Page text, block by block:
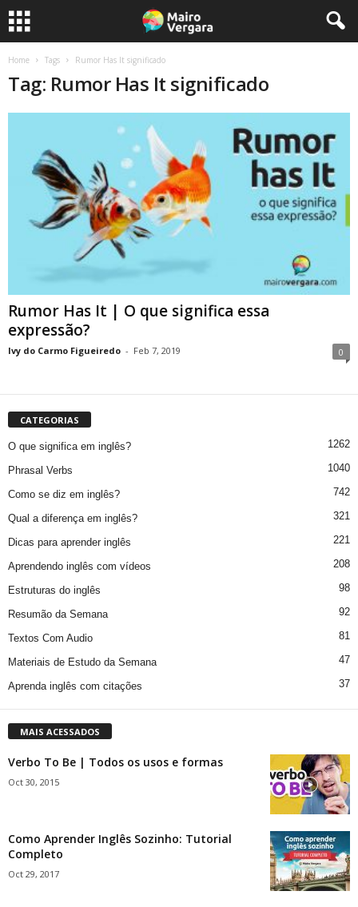
Home Tags Rumor Has It significado
Tag: Rumor Has It significado
Rumor Has It | O que significa essa
expressão?
Ivy do Carmo Figueiredo - Feb 7, 2019 0
CATEGORIAS
O que significa em inglês? 1262
Phrasal Verbs 1040
Como se diz em inglês? 742
Qual a diferença em inglês? 321
Dicas para aprender inglês 221
Aprendendo inglês com vídeos 208
Estruturas do inglês 98
Resumão da Semana 92
Textos Com Audio 81
Materiais de Estudo da Semana 47
Aprenda inglês com citações 37
MAIS ACESSADOS
Verbo To Be | Todos os usos e formas
Oct 30, 2015
Como Aprender Inglês Sozinho: Tutorial
Completo
Oct 29, 2017